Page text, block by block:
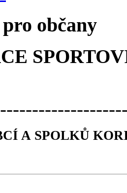
občany
A SPOLKŮ